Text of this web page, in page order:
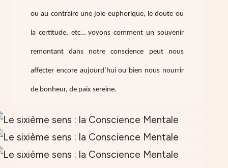
ou au contraire une joie euphorique, le doute ou
la certitude, etc… voyons comment un souvenir
remontant dans notre conscience peut nous
affecter encore aujourd’hui ou bien nous nourrir
de bonheur, de paix sereine.